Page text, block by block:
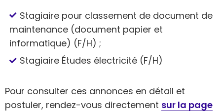
Stagiaire pour classement de document de
maintenance (document papier et
informatique) (F/H) ;
Stagiaire Études électricité (F/H)
Pour consulter ces annonces en détail et
postuler, rendez-vous directement sur la page